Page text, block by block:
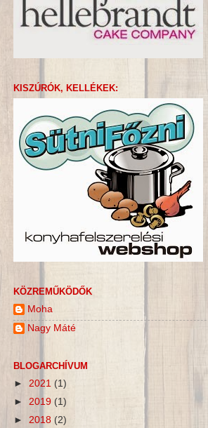
KISZÚRÓK, KELLÉKEK:
KÖZREMŰKÖDŐK
Moha
Nagy Máté
BLOGARCHÍVUM
► 2021 (1)
► 2019 (1)
► 2018 (2)